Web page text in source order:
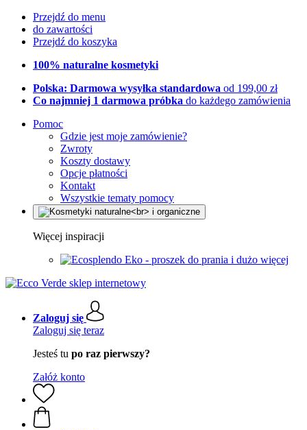
Przejdź do menu
do zawartości
Przejdź do koszyka
100% naturalne kosmetyki
Polska: Darmowa wysyłka standardowa od 199,00 zł
Co najmniej 1 darmowa próbka do każdego zamówienia
Pomoc
Gdzie jest moje zamówienie?
Zwroty
Koszty dostawy
Opcje płatności
Kontakt
Wszystkie tematy pomocy
Więcej inspiracji
Eko - proszek do prania i dużo więcej
Zaloguj się
Zaloguj się teraz
Jesteś tu po raz pierwszy?
Załóż konto